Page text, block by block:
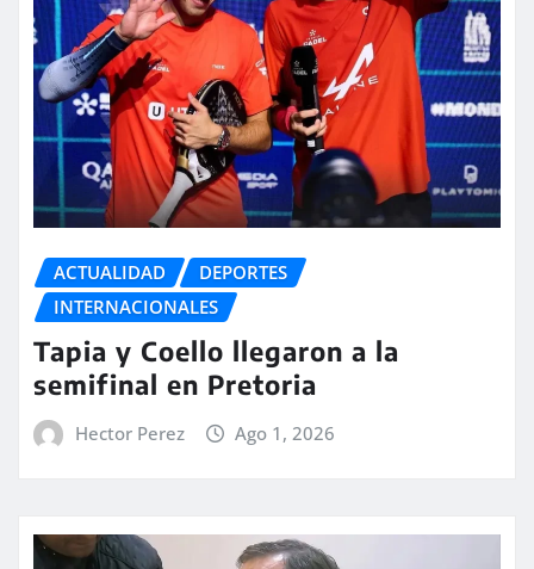
ACTUALIDAD
DEPORTES
INTERNACIONALES
Tapia y Coello llegaron a la
semifinal en Pretoria
Hector Perez Ago 1, 2026